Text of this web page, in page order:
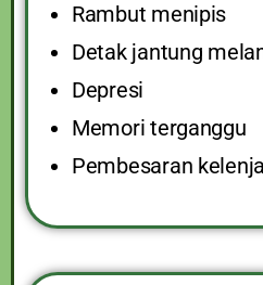
Rambut menipis
Detak jantung
Depresi
Memori terganggu
Pembesaran